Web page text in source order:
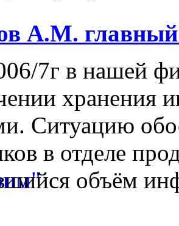
А.М.
7г в нашей
хранения
Ситуацию
в отделе
объём